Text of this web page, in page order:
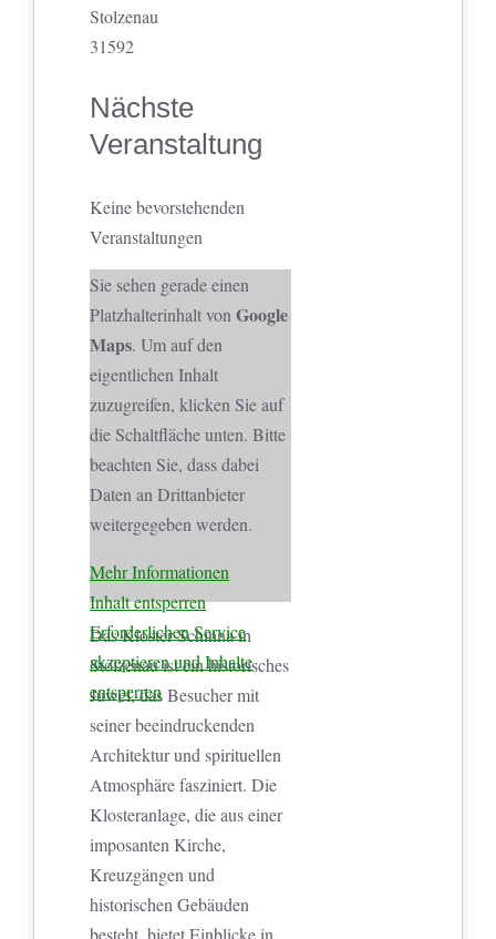
Stolzenau
31592
Nächste
Veranstaltung
Keine bevorstehenden
Veranstaltungen
Sie sehen gerade einen
Platzhalterinhalt vonGoogle
Maps. Um auf den
eigentlichen Inhalt
zuzugreifen, klicken Sie auf
die Schaltfläche unten. Bitte
beachten Sie, dass dabei
Daten an Drittanbieter
weitergegeben werden.
Mehr Informationen
Inhalt entsperren
Erforderlichen Service
akzeptieren und Inhalte
entsperren
Das Kloster Schinna in
Stolzenau ist ein historisches
Juwel, das Besucher mit
seiner beeindruckenden
Architektur und spirituellen
Atmosphäre fasziniert. Die
Klosteranlage, die aus einer
imposanten Kirche,
Kreuzgängen und
historischen Gebäuden
besteht, bietet Einblicke in